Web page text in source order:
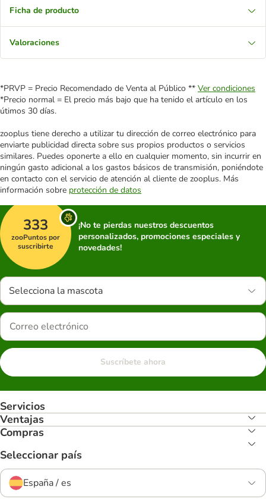
Ficha de producto
Valoraciones
*PRVP = Precio Recomendado de Venta al Público ** Ver condiciones
*Precio normal = El precio más bajo que ha tenido el artículo en los
útimos 30 días.
zooplus tiene derecho a utilizar tu dirección de correo electrónico para
enviarte publicidad directa sobre sus propios productos o servicios
similares. Puedes oponerte a ello en cualquier momento, sin incurrir en
ningún gasto adicional a los gastos básicos de transmisión, poniéndote
en contacto con el servicio de atención al cliente de zooplus. Más
información sobre protección de datos
333
zooPuntos por
suscribirte
¡No te pierdas nuestros descuentos
personalizados, promociones especiales y
novedades!
Selecciona la mascota
Suscríbete ahora
Servicios
Ventajas
Compras
Seleccionar país
España / es